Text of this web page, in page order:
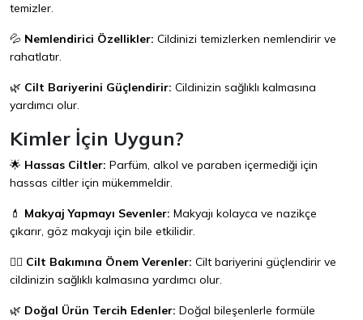
temizler.
💦 Nemlendirici Özellikler: Cildinizi temizlerken nemlendirir ve
rahatlatır.
🌿 Cilt Bariyerini Güçlendirir: Cildinizin sağlıklı kalmasına
yardımcı olur.
Kimler İçin Uygun?
🌟 Hassas Ciltler: Parfüm, alkol ve paraben içermediği için
hassas ciltler için mükemmeldir.
💄 Makyaj Yapmayı Sevenler: Makyajı kolayca ve nazikçe
çıkarır, göz makyajı için bile etkilidir.
🧘‍♀️ Cilt Bakımına Önem Verenler: Cilt bariyerini güçlendirir ve
cildinizin sağlıklı kalmasına yardımcı olur.
🌿 Doğal Ürün Tercih Edenler: Doğal bileşenlerle formüle